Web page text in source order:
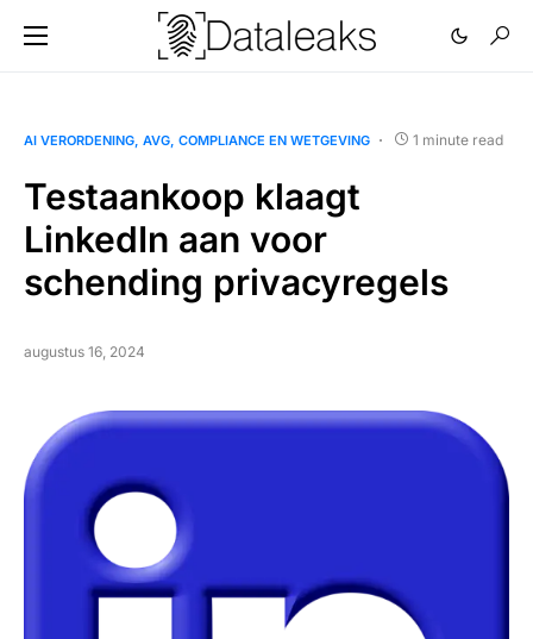
AI VERORDENING AVG COMPLIANCE EN WETGEVING 1 minute read
Testaankoop klaagt
LinkedIn aan voor
schending privacyregels
augustus 16, 2024